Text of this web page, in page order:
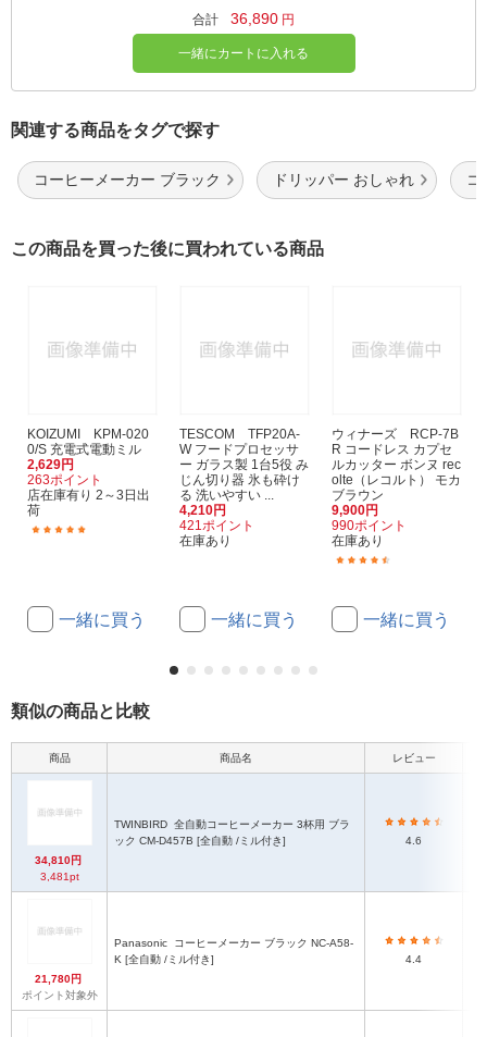
合計 36,890 円
一緒にカートに入れる
関連する商品をタグで探す
コーヒーメーカー ブラック ドリッパー おしゃれ コ
この商品を買った後に買われている商品
KOIZUMI KPM-020
0/S 充電式電動ミル
2,629円
263ポイント
店在庫有り 2～3日出
荷
一緒に買う
TESCOM TFP20A-
W フードプロセッサ
ー ガラス製 1台5役 み
じん切り器 氷も砕け
る 洗いやすい ...
4,210円
421ポイント
在庫あり
一緒に買う
ウィナーズ RCP-7B
R コードレス カプセ
ルカッター ボンヌ rec
olte（レコルト） モカ
ブラウン
9,900円
990ポイント
在庫あり
一緒に買う
類似の商品と比較
商品 商品名 レビュー
34,810円
3,481pt
TWINBIRD
ック CM-D457B [全自動 /ミル付き]
4.6
21,780円
ポイント対象外
Panasonic
K [全自動 /ミル付き]
4.4